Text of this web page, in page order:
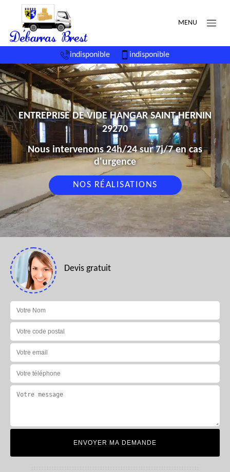
MENU
indisponible indisponible
ENTREPRISE DE VIDE HANGAR SAINT HERNIN
29270
Nous intervenons 24h/24 sur 7j/7 en cas
d'urgence
NOS RÉALISATIONS
Devis gratuit